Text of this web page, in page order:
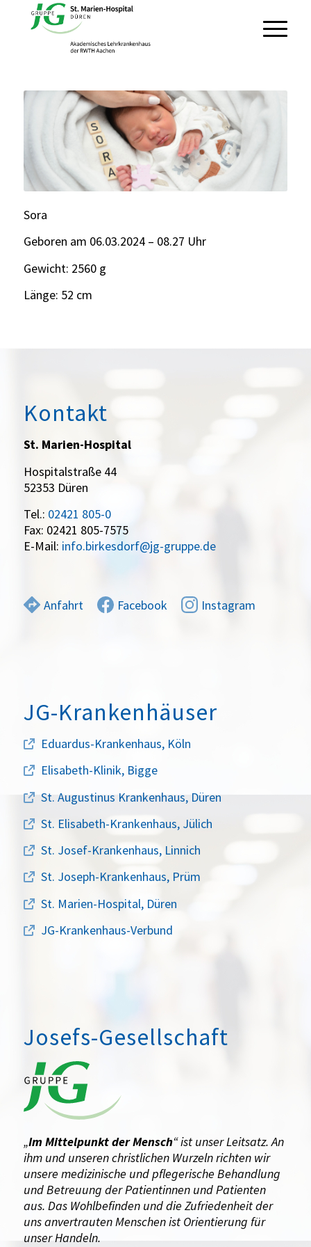
Sora
Geboren am 06.03.2024 – 08.27 Uhr
Gewicht: 2560 g
Länge: 52 cm
Kontakt
St. Marien-Hospital
Hospitalstraße 44
52353 Düren
Tel.: 02421 805-0
Fax: 02421 805-7575
E-Mail: info.birkesdorf@jg-gruppe.de
Anfahrt Facebook Instagram
JG-Krankenhäuser
Eduardus-Krankenhaus, Köln
Elisabeth-Klinik, Bigge
St. Augustinus Krankenhaus, Düren
St. Elisabeth-Krankenhaus, Jülich
St. Josef-Krankenhaus, Linnich
St. Joseph-Krankenhaus, Prüm
St. Marien-Hospital, Düren
JG-Krankenhaus-Verbund
Josefs-Gesellschaft
„Im Mittelpunkt der Mensch“ ist unser Leitsatz. An
ihm und unseren christlichen Wurzeln richten wir
unsere medizinische und pflegerische Behandlung
und Betreuung der Patientinnen und Patienten
aus. Das Wohlbefinden und die Zufriedenheit der
uns anvertrauten Menschen ist Orientierung für
unser Handeln.